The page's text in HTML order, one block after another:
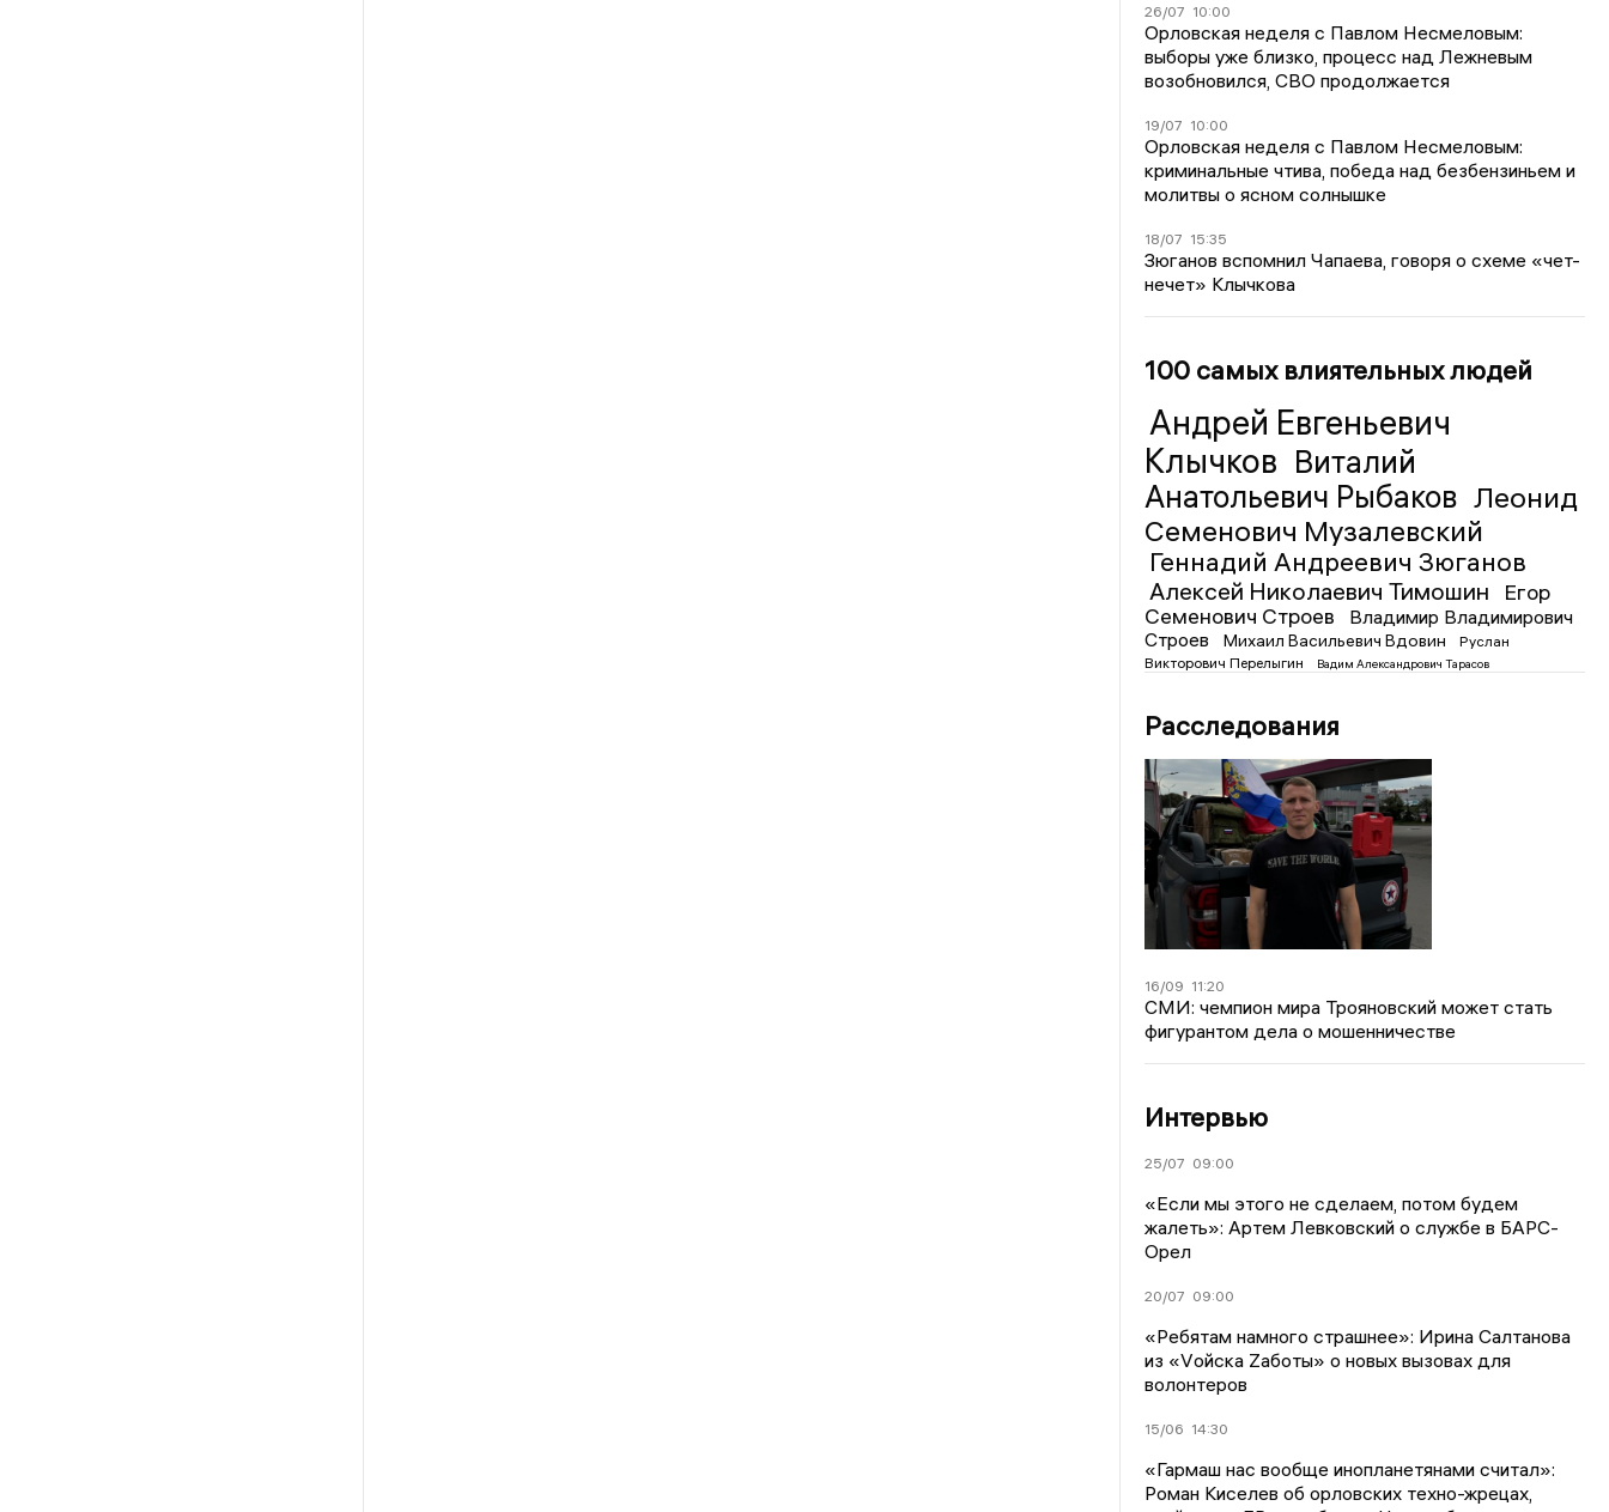
26/07 10:00
Орловская неделя с Павлом Несмеловым:
выборы уже близко, процесс над Лежневым
возобновился, СВО продолжается
19/07 10:00
Орловская неделя с Павлом Несмеловым:
криминальные чтива, победа над безбензиньем и
молитвы о ясном солнышке
18/07 15:35
Зюганов вспомнил Чапаева, говоря о схеме «чет-
нечет» Клычкова
100 самых влиятельных людей
Андрей Евгеньевич
Клычков Виталий
Анатольевич Рыбаков Леонид
Семенович Музалевский
Геннадий Андреевич Зюганов
Алексей Николаевич Тимошин
Егор
Семенович Строев
Владимир Владимирович
Строев
Михаил Васильевич Вдовин
Руслан
Викторович Перелыгин
Вадим Александрович Тарасов
Расследования
16/09 11:20
СМИ: чемпион мира Трояновский может стать
фигурантом дела о мошенничестве
Интервью
25/07 09:00
«Если мы этого не сделаем, потом будем
жалеть»: Артем Левковский о службе в БАРС-
Орел
20/07 09:00
«Ребятам намного страшнее»: Ирина Салтанова
из «Vойска Zаботы» о новых вызовах для
волонтеров
15/06 14:30
«Гармаш нас вообще инопланетянами считал»:
Роман Киселев об орловских техно-жрецах,